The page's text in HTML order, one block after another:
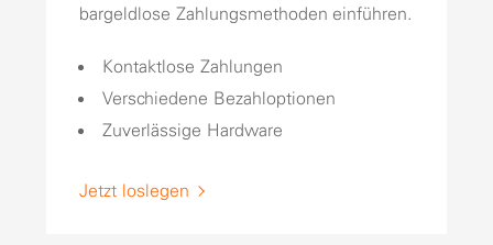
bargeldlose Zahlungsmethoden einführen.
Kontaktlose Zahlungen
Verschiedene Bezahloptionen
Zuverlässige Hardware
Jetzt loslegen